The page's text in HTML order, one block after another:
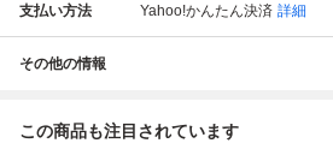
支払い方法 Yahoo!かんたん決済 詳細
その他の情報
この商品も注目されています